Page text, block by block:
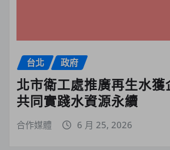
台北 政府
北市衛工處推廣再生水獲
共同實踐水資源永續
合作媒體 6 月 25, 2026